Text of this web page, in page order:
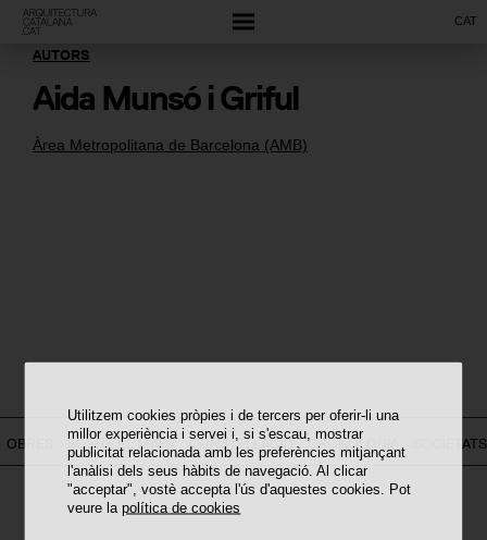
Utilitzem cookies pròpies i de tercers per oferir-li una
millor experiència i servei i, si s'escau, mostrar
publicitat relacionada amb les preferències mitjançant
l'anàlisi dels seus hàbits de navegació. Al clicar
"acceptar", vostè accepta l'ús d'aquestes cookies. Pot
veure lapolítica de cookies
CAT
Àrea Metropolitana de Barcelona (AMB)
AUTORS
Aida Munsó i Griful
OBRES SOBRE EL MAPA CONSTEL·LACIÓ CRONOLOGIA SOCIETATS